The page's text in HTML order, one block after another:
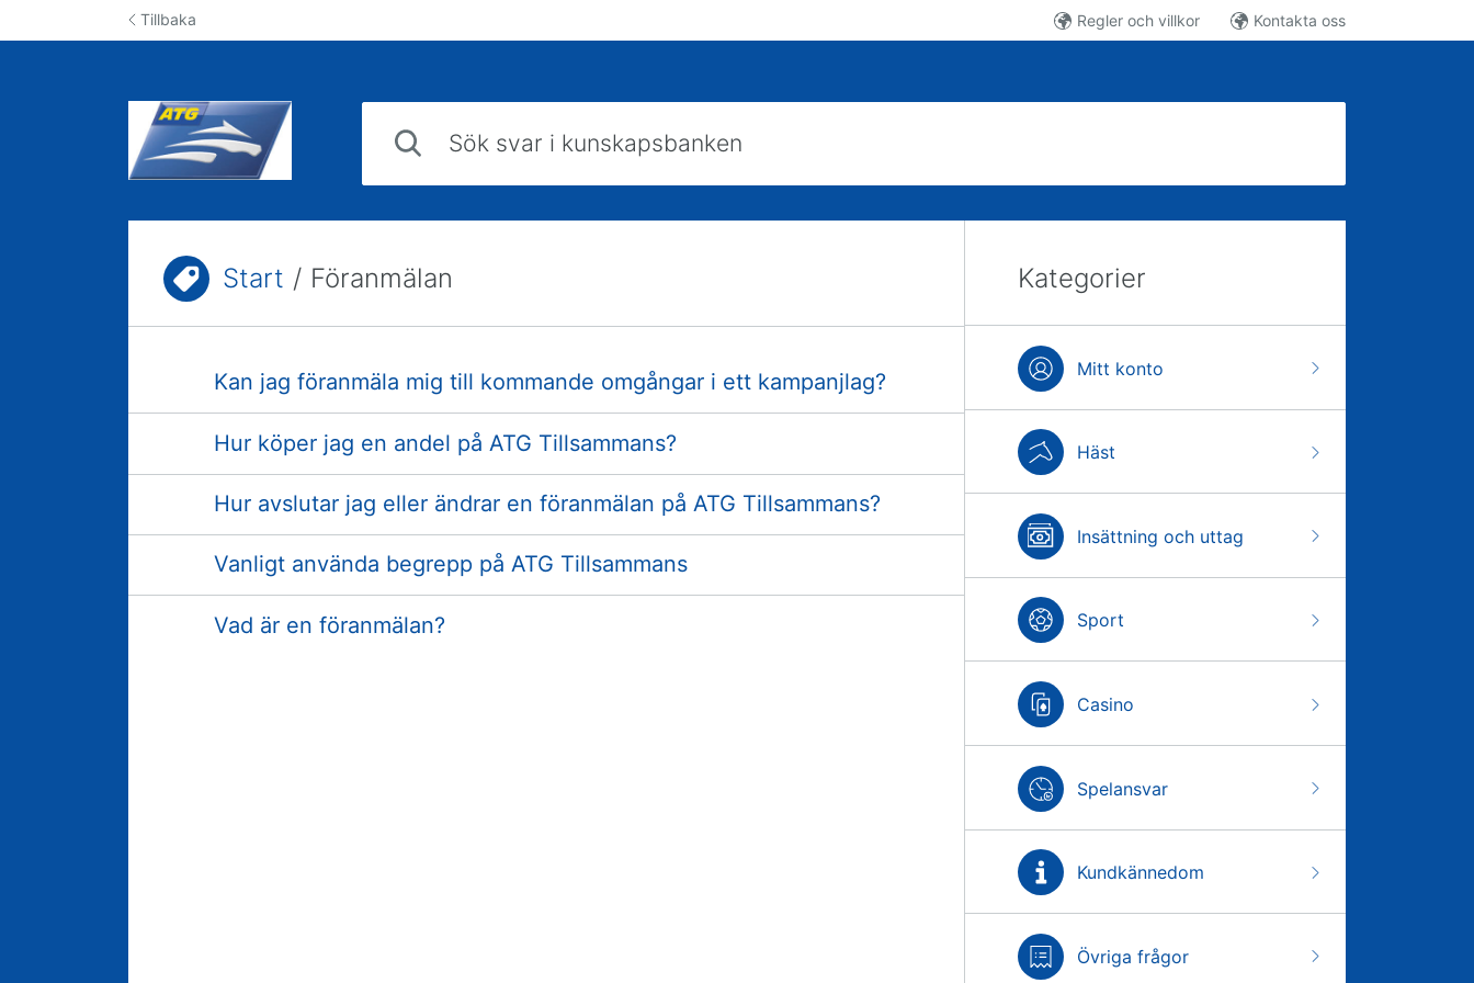
Hoppa till innehållTillbaka Regler och villkor Kontakta oss
Du är här:Start / Föranmälan
Kan jag föranmäla mig till kommande omgångar i ett kampanjlag?
Hur köper jag en andel på ATG Tillsammans?
Hur avslutar jag eller ändrar en föranmälan på ATG Tillsammans?
Vanligt använda begrepp på ATG Tillsammans
Vad är en föranmälan?
Kategorier
Mitt konto
Häst
Insättning och uttag
Sport
Casino
Spelansvar
Kundkännedom
Övriga frågor